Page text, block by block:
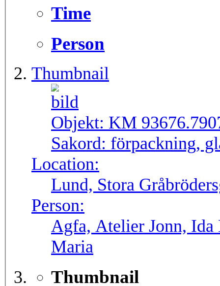
Time
Person
Thumbnail
Objekt: KM
Sakord: förpackning,
Location:
Lund, Stora
Person:
Agfa, Atelier Jonn, Ida
Maria
Thumbnail